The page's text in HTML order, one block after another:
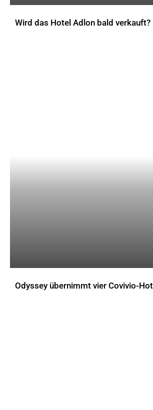
Wird das Hotel Adlon bald verkauft?
Odyssey übernimmt vier Covivio-